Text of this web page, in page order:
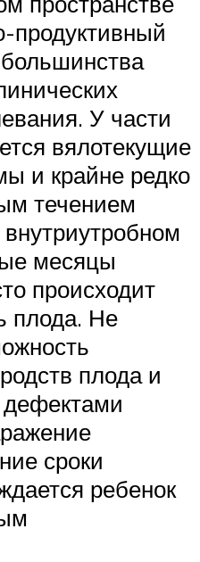
продуктивный
У части
вялотекущие
и крайне редко
течением
месяцы
происходит
плода. Не
плода и
сроки
ребенок